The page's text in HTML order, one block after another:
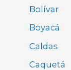
Bolívar
Boyacá
Caldas
Caquetá